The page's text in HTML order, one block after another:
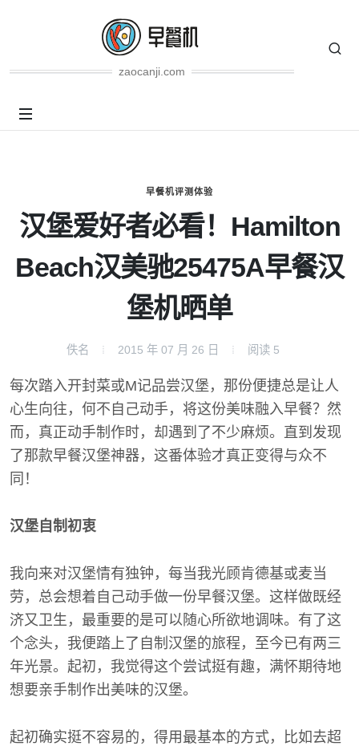
zaocanji.com
早餐机评测体验
汉堡爱好者必看！Hamilton
Beach汉美驰25475A早餐汉
堡机晒单
佚名 2015 年 07 月 26 日 阅读 5
每次踏入开封菜或M记品尝汉堡，那份便捷总是让人
心生向往，何不自己动手，将这份美味融入早餐？然
而，真正动手制作时，却遇到了不少麻烦。直到发现
了那款早餐汉堡神器，这番体验才真正变得与众不
同！
汉堡自制初衷
我向来对汉堡情有独钟，每当我光顾肯德基或麦当
劳，总会想着自己动手做一份早餐汉堡。这样做既经
济又卫生，最重要的是可以随心所欲地调味。有了这
个念头，我便踏上了自制汉堡的旅程，至今已有两三
年光景。起初，我觉得这个尝试挺有趣，满怀期待地
想要亲手制作出美味的汉堡。
起初确实挺不容易的，得用最基本的方式，比如去超